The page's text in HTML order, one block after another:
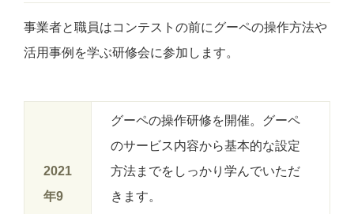
事業者と職員はコンテストの前にグーペの操作方法や
活用事例を学ぶ研修会に参加します。
2021
年9
グーペの操作研修を開催。グーペ
のサービス内容から基本的な設定
方法までをしっかり学んでいただ
きます。